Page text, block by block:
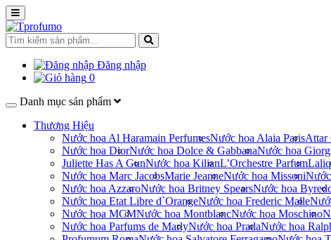
Đăng nhập
0
Danh mục sản phẩm
Thương Hiệu
Nước hoa Al Haramain PerfumesNước hoa Alaia ParisAttar
Nước hoa DiorNước hoa Dolce & GabbanaNước hoa
Juliette Has A GunNước hoa KilianL’Orchestre Parfum
Nước hoa Marc JacobsMarie JeanneNước hoa Missoni
Nước hoa AzzaroNước hoa Britney SpearsNước hoa
Nước hoa Etat Libre d`OrangeNước hoa Frederic Malle
Nước hoa MCMNước hoa MontblancNước hoa Moschino
Nước hoa Parfums de MarlyNước hoa PradaNước hoa